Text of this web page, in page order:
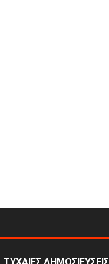
ΤΥΧΑΙΕΣ ΔΗΜΟΣΙΕΥΣΕΙΣ